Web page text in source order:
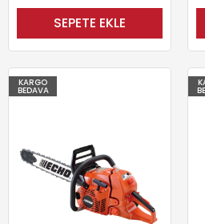
SEPETE EKLE
KARGO
BEDAVA